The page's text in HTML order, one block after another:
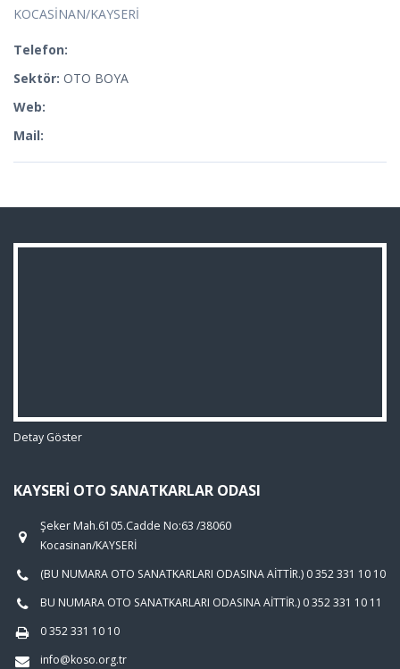
KOCASİNAN/KAYSERİ
Telefon:
Sektör: OTO BOYA
Web:
Mail:
Detay Göster
KAYSERI OTO SANATKARLAR ODASI
Şeker Mah.6105.Cadde No:63 /38060
Kocasinan/KAYSERİ
(BU NUMARA OTO SANATKARLARI ODASINA AİTTİR.) 0 352 331 10 10
BU NUMARA OTO SANATKARLARI ODASINA AİTTİR.) 0 352 331 10 11
0 352 331 10 10
info@koso.org.tr